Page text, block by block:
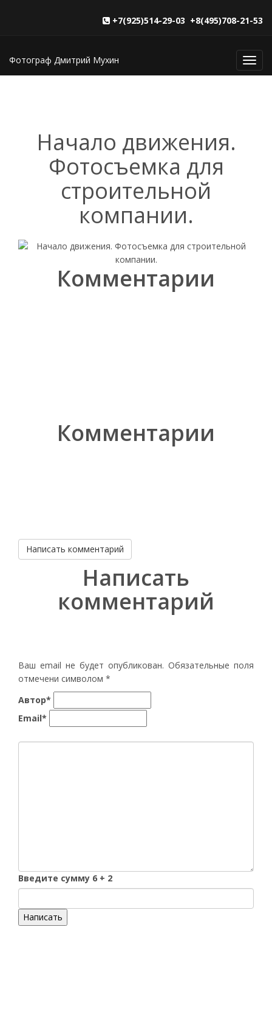
+7(925)514-29-03 +8(495)708-21-53
Фотограф Дмитрий Мухин
Начало движения.
Фотосъемка для
строительной
компании.
Комментарии
Комментарии
Написать комментарий
Написать
комментарий
Ваш email не будет опубликован. Обязательные поля
отмечени символом *
Автор*
Email*
Введите сумму 6 + 2
Написать